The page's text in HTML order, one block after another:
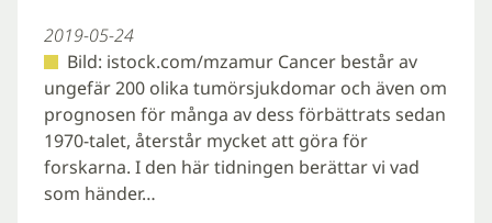
2019-05-24
Bild: istock.com/mzamur Cancer består av
ungefär 200 olika tumörsjukdomar och även om
prognosen för många av dess förbättrats sedan
1970-talet, återstår mycket att göra för
forskarna. I den här tidningen berättar vi vad
som händer…